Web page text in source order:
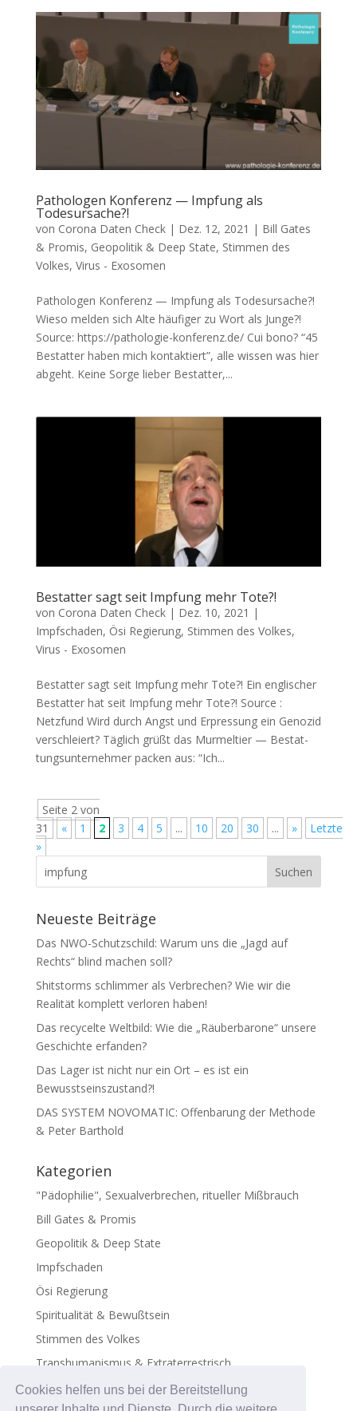
Cookies helfen uns bei der Bereitstellung
Pathologen Konferenz — Impfung als
Todesursache?!
von Corona Daten Check| Dez. 12, 2021 | Bill Gates
& Promis, Geopolitik & Deep State, Stimmen des
Volkes, Virus - Exosomen
Pathologen Konferenz — Impfung als Todesursache?!
Wie­so mel­den sich Alte häu­fi­ger zu Wort als Junge?!
Source: https://pathologie-konferenz.de/ Cui bono? “45
Bestat­ter haben mich kon­tak­tiert”, alle wis­sen was hier
abgeht. Kei­ne Sor­ge lie­ber Bestat­ter,...
Bestatter sagt seit Impfung mehr Tote?!
von Corona Daten Check| Dez. 10, 2021 |
Impfschaden, Ösi Regierung, Stimmen des Volkes,
Virus - Exosomen
Bestatter sagt seit Impfung mehr Tote?! Ein eng­li­scher
Bestat­ter hat seit Imp­fung mehr Tote?! Source :
Netzfund Wird durch Angst und Erpres­sung ein Geno­zid
verschleiert? Täg­lich grüßt das Mur­mel­tier — Bestat­
tungs­un­ter­neh­mer packen aus: “Ich...
Seite 2 von
31
« 1 2 3 4 5 ... 10 20 30 ... »
Letzte
»
Neueste Beiträge
Das NWO-Schutzschild: Warum uns die „Jagd auf
Rechts“ blind machen soll?
Shitstorms schlimmer als Verbrechen? Wie wir die
Realität komplett verloren haben!
Das recycelte Weltbild: Wie die „Räuberbarone“ unsere
Geschichte erfanden?
Das Lager ist nicht nur ein Ort – es ist ein
Bewusstseinszustand?!
DAS SYSTEM NOVOMATIC: Offenbarung der Methode
& Peter Barthold
Kategorien
"Pädophilie", Sexualverbrechen, ritueller Mißbrauch
Bill Gates & Promis
Geopolitik & Deep State
Impfschaden
Ösi Regierung
Spiritualität & Bewußtsein
Stimmen des Volkes
Transhumanismus & Extraterrestrisch
Virus - Exosomen